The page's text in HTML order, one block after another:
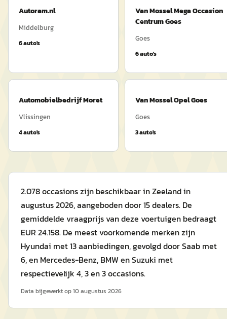
Autoram.nl
Middelburg
6auto's
Van Mossel Mega Occasion
Centrum Goes
Goes
6auto's
Automobielbedrijf Moret
Vlissingen
4auto's
Van Mossel Opel Goes
Goes
3auto's
2.078 occasions zijn beschikbaar in Zeeland in
augustus 2026, aangeboden door 15 dealers. De
gemiddelde vraagprijs van deze voertuigen bedraagt
EUR 24.158. De meest voorkomende merken zijn
Hyundai met 13 aanbiedingen, gevolgd door Saab met
6, en Mercedes-Benz, BMW en Suzuki met
respectievelijk 4, 3 en 3 occasions.
Data bijgewerkt op10 augustus 2026